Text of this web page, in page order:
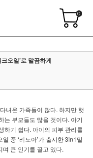
0
오일’로 말끔하게
녀온 가족들이 많다. 하지만 햇
는 부모들도 많을 것이다. 아기
하기 쉽다. 아이의 피부 관리를
중 ‘리노아’가 출시한 3in1밀
큰 인기를 끌고 있다.